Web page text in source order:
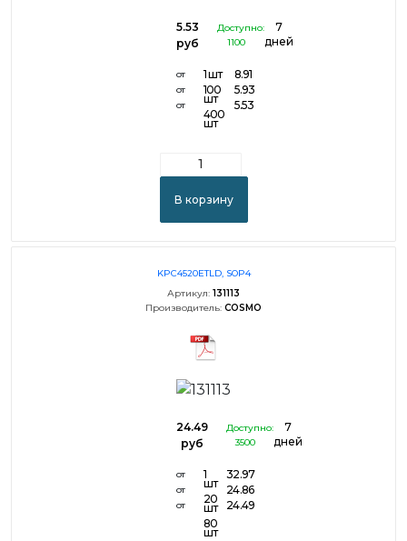
5.53
руб
Доступно:
1100
7
дней
от
от
от
1 шт
100
шт
400
шт
8.91
5.93
5.53
В корзину
KPC4520ETLD, SOP4
Артикул: 131113
Производитель: COSMO
24.49
руб
Доступно:
3500
7
дней
от
от
от
1
шт
20
шт
80
шт
32.97
24.86
24.49